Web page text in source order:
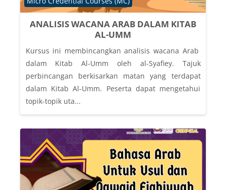
ANALISIS WACANA ARAB DALAM KITAB
AL-UMM
Kursus ini membincangkan analisis wacana Arab
dalam Kitab Al-Umm oleh al-Syafiey. Tajuk
perbincangan berkisarkan matan yang terdapat
dalam Kitab Al-Umm. Peserta dapat mengetahui
topik-topik uta...